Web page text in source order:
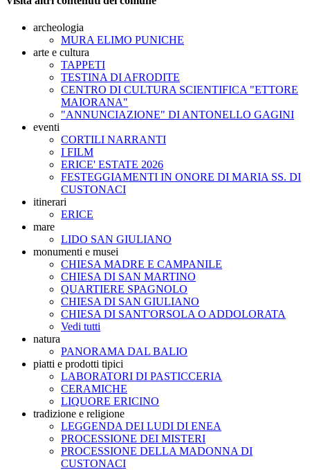
archeologia
MURA ELIMO PUNICHE
arte e cultura
TAPPETI
TESTINA DI AFRODITE
CENTRO DI CULTURA SCIENTIFICA "ETTORE
MAIORANA"
"ANNUNCIAZIONE" DI ANTONELLO GAGINI
eventi
CORTILI NARRANTI
I FILM
ERICE' ESTATE 2026
FESTEGGIAMENTI IN ONORE DI MARIA SS. DI
CUSTONACI
itinerari
ERICE
mare
LIDO SAN GIULIANO
monumenti e musei
CHIESA MADRE E CAMPANILE
CHIESA DI SAN MARTINO
QUARTIERE SPAGNOLO
CHIESA DI SAN GIULIANO
CHIESA DI SANT'ORSOLA O ADDOLORATA
Vedi tutti
natura
PANORAMA DAL BALIO
piatti e prodotti tipici
LABORATORI DI PASTICCERIA
CERAMICHE
LIQUORE ERICINO
tradizione e religione
LEGGENDA DEI LUDI DI ENEA
PROCESSIONE DEI MISTERI
PROCESSIONE DELLA MADONNA DI
CUSTONACI